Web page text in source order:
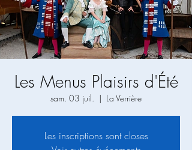
Les Menus Plaisirs d'Été
sam. 03 juil.
  |
La Verrière
Les inscriptions sont closes